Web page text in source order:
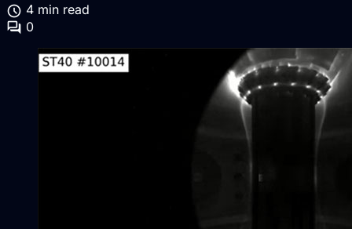
schedule 4 min read
forum 0